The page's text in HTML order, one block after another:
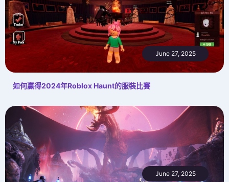
June 27, 2025
如何贏得2024年Roblox Haunt的服裝比賽
June 27, 2025